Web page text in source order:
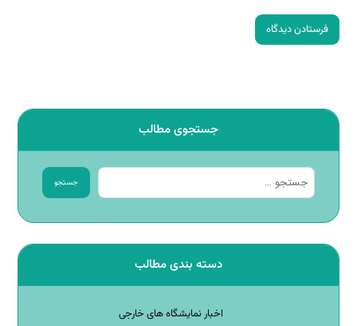
فرستادن دیدگاه
جستجوی مطالب
جستجو
دسته بندی مطالب
اخبار نمایشگاه های خارجی